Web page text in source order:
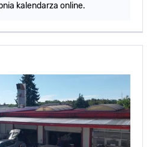
kalendarza online.